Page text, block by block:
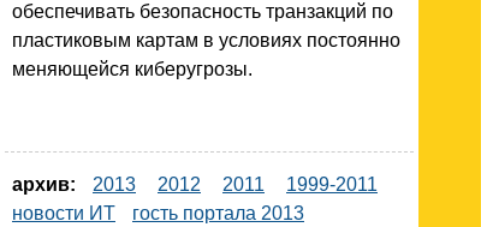
обеспечивать безопасность транзакций по
пластиковым картам в условиях постоянно
меняющейся киберугрозы.
архив: 2013 2012 2011
1999-2011
новости ИТ
гость портала 2013